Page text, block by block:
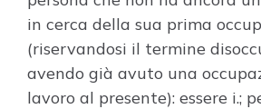
in cerca della sua prima
(riservandosi il termine
avendo già avuto una
lavoro al presente): essere i.;